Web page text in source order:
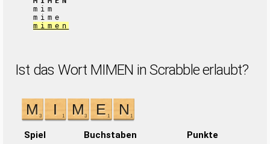
mim
mime
mimen
Ist das Wort MIMEN in Scrabble erlaubt?
Spiel Buchstaben Punkte